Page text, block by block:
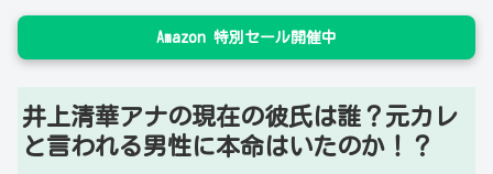
Amazon 特別セール開催中
井上清華アナの現在の彼氏は誰？元カレ
と言われる男性に本命はいたのか！？